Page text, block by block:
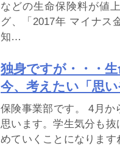
などの生命保険料が値
グ、「2017年 マイナス
知…
独身ですが・・・
今、考えたい「思
保険事業部です。 4月か
思います。学生気分も
めていくことになりま